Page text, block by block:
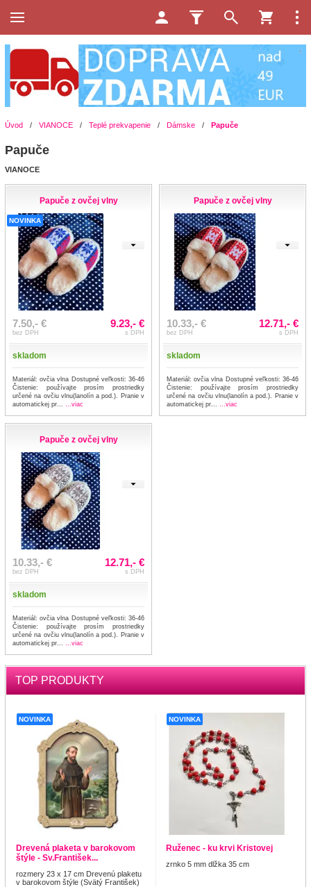
Úvod / VIANOCE / Teplé prekvapenie / Dámske / Papuče
Papuče
VIANOCE
Papuče z ovčej vlny
NOVINKA
7.50,- €
bez DPH
9.23,- €
s DPH
skladom
Materiál: ovčia vlna Dostupné veľkosti: 36-46
Čistenie: používajte prosím prostriedky
určené na ovčiu vlnu(lanolín a pod.). Pranie v
automatickej pr...
...viac
Papuče z ovčej vlny
10.33,- €
bez DPH
12.71,- €
s DPH
skladom
Materiál: ovčia vlna Dostupné veľkosti: 36-46
Čistenie: používajte prosím prostriedky
určené na ovčiu vlnu(lanolín a pod.). Pranie v
automatickej pr...
...viac
Papuče z ovčej vlny
10.33,- €
bez DPH
12.71,- €
s DPH
skladom
Materiál: ovčia vlna Dostupné veľkosti: 36-46
Čistenie: používajte prosím prostriedky
určené na ovčiu vlnu(lanolín a pod.). Pranie v
automatickej pr...
...viac
TOP PRODUKTY
NOVINKA
Drevená plaketa v barokovom
štýle - Sv.František...
rozmery 23 x 17 cm Drevenú plaketu
v barokovom štýle (Svätý František)
NOVINKA
Ruženec - ku krvi Kristovej
zrnko 5 mm dlžka 35 cm